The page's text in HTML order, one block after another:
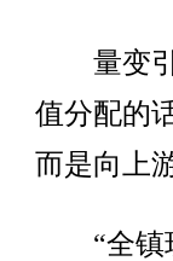
量变引
值分配的
而是向上
“全镇现